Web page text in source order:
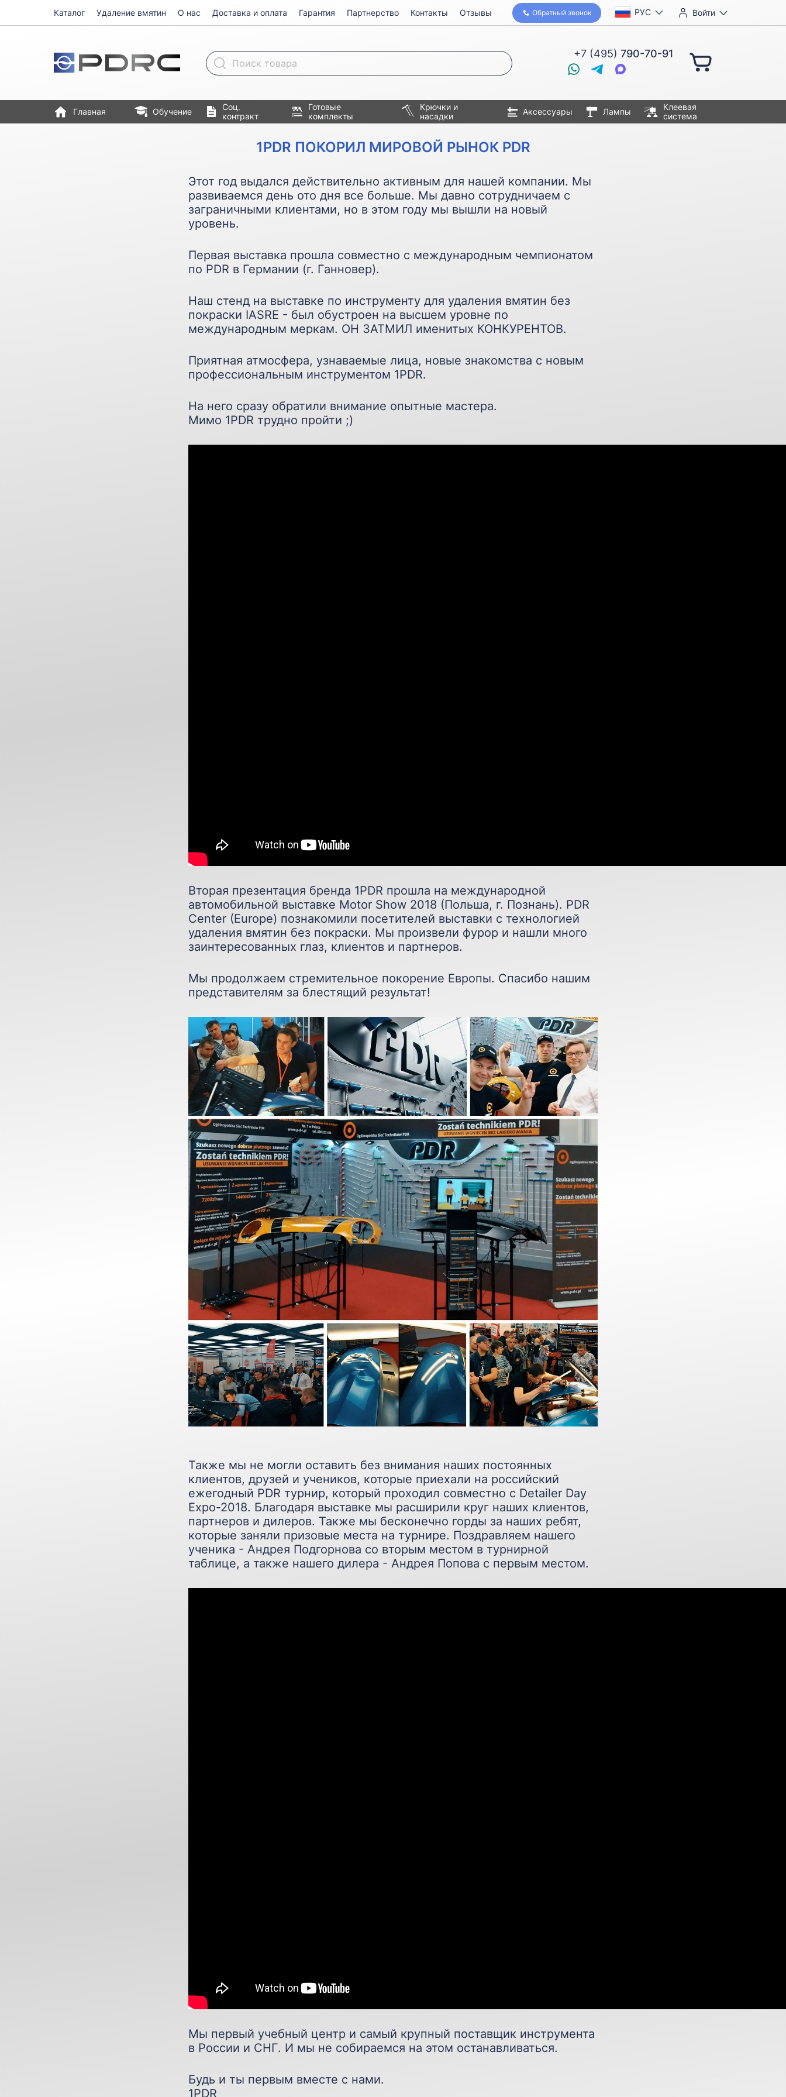
РУС Войти
Обратный звонок
+7 (495) 790-70-91
Поиск товара
Каталог Удаление вмятин О нас Доставка и оплата Гарантия Партнерство Контакты Отзывы
Главная Обучение
Соц.
контракт
Готовые
комплекты
Крючки и
насадки
Аксессуары Лампы
Клеевая
система
1PDR ПОКОРИЛ МИРОВОЙ РЫНОК PDR
Этот год выдался действительно активным для нашей компании. Мы
развиваемся день ото дня все больше. Мы давно сотрудничаем с
заграничными клиентами, но в этом году мы вышли на новый
уровень.
Первая выставка прошла совместно с международным чемпионатом
по PDR в Германии (г. Ганновер).
Наш стенд на выставке по инструменту для удаления вмятин без
покраски IASRE - был обустроен на высшем уровне по
международным меркам. ОН ЗАТМИЛ именитых КОНКУРЕНТОВ.
Приятная атмосфера, узнаваемые лица, новые знакомства с новым
профессиональным инструментом 1PDR.
На него сразу обратили внимание опытные мастера.
Мимо 1PDR трудно пройти ;)
Вторая презентация бренда 1PDR прошла на международной
автомобильной выставке Motor Show 2018 (Польша, г. Познань). PDR
Center (Europe) познакомили посетителей выставки с технологией
удаления вмятин без покраски. Мы произвели фурор и нашли много
заинтересованных глаз, клиентов и партнеров.
Мы продолжаем стремительное покорение Европы. Спасибо нашим
представителям за блестящий результат!
Также мы не могли оставить без внимания наших постоянных
клиентов, друзей и учеников, которые приехали на российский
ежегодный PDR турнир, который проходил совместно с Detailer Day
Expo-2018. Благодаря выставке мы расширили круг наших клиентов,
партнеров и дилеров. Также мы бесконечно горды за наших ребят,
которые заняли призовые места на турнире. Поздравляем нашего
ученика - Андрея Подгорнова со вторым местом в турнирной
таблице, а также нашего дилера - Андрея Попова с первым местом.
Мы первый учебный центр и самый крупный поставщик инструмента
в России и СНГ. И мы не собираемся на этом останавливаться.
Будь и ты первым вместе с нами.
1PDR